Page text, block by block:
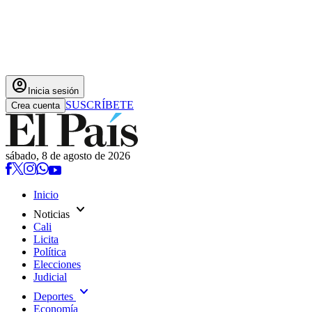
account_circle Inicia sesión
Crea cuenta SUSCRÍBETE
sábado, 8 de agosto de 2026
Inicio
Noticias expand_more
Cali
Licita
Política
Elecciones
Judicial
Deportes expand_more
Economía